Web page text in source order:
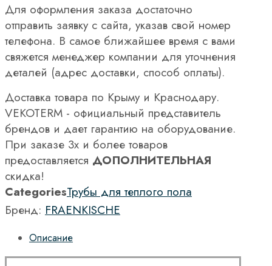
Для оформления заказа достаточно
отправить заявку с сайта, указав свой номер
телефона. В самое ближайшее время с вами
свяжется менеджер компании для уточнения
деталей (адрес доставки, способ оплаты).
Доставка товара по Крыму и Краснодару.
VEKOTERM - официальный представитель
брендов и дает гарантию на оборудование.
При заказе 3х и более товаров
предоставляется ДОПОЛНИТЕЛЬНАЯ
скидка!
CategoriesТрубы для теплого пола
Бренд: FRAENKISCHE
Описание